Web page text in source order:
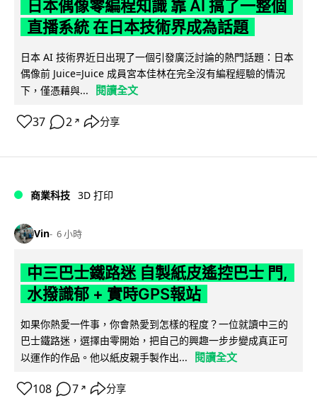
日本偶像零編程知識 靠 AI 搞了一整個
直播系統 在日本技術界成為話題
日本 AI 技術界近日出現了一個引發廣泛討論的熱門話題：日本
偶像前 Juice=Juice 成員宮本佳林在完全沒有編程經驗的情況
下，僅憑藉與...
閱讀全文
37 2 ↗ 分享
商業科技 3D 打印
Vin 6 小時
中三巴士鐵路迷 自製紙皮遙控巴士 門,
水撥識郁 + 實時GPS報站
如果你熱愛一件事，你會熱愛到怎樣的程度？一位就讀中三的
巴士鐵路迷，選擇由零開始，把自己的興趣一步步變成真正可
以運作的作品。他以紙皮親手製作出...
閱讀全文
108 7 ↗ 分享